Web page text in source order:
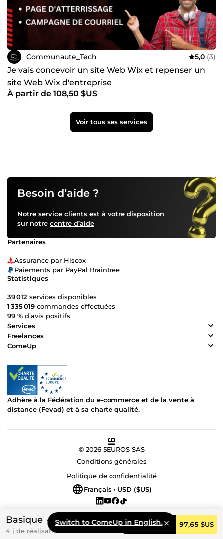
Basique
4 j de réalisation
Commander 97,65 $US
Communaute_Tech 5,0 (3)
Je vais concevoir un site Web Wix et repenser un
site Web Wix d'entreprise
À partir de 108,50 $US
Voir tous ses services
Switch to ComeUp in English.
Besoin d’aide ?
Notre service clients est à votre disposition
sur notre centre d’aide
Partenaires
Assurance par Hiscox
Paiements par PayPal Braintree
Statistiques
39 012 services disponibles
1 335 019 commandes effectuées
99 % d’avis positifs
Services
Freelances
ComeUp
Adhère à la Fédération du e-commerce et de la vente à
distance (Fevad) et à sa charte qualité.
© 2026 5EUROS SAS
Conditions générales
Politique de confidentialité
Français • USD ($US)